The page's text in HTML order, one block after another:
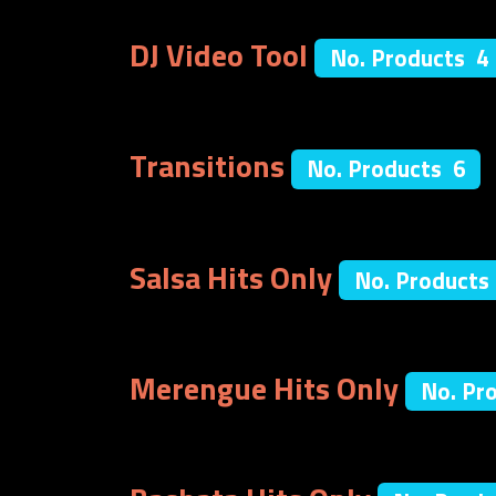
DJ Video Tool No. Products 4
Transitions No. Products 6
Salsa Hits Only No.
Merengue Hits Only No.